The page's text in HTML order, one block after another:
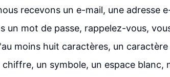
recevons un e-mail, une adresse
un mot de passe, rappelez-vous,
moins huit caractères, un caractère
un symbole, un espace blanc,